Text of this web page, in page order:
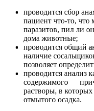
проводится сбор
пациент что-то, что
паразитов, пил ли
дома животные;
проводится общий
наличие
позволяет
проводится анализ
содержимого —
растворы, в
отмытого осадка.